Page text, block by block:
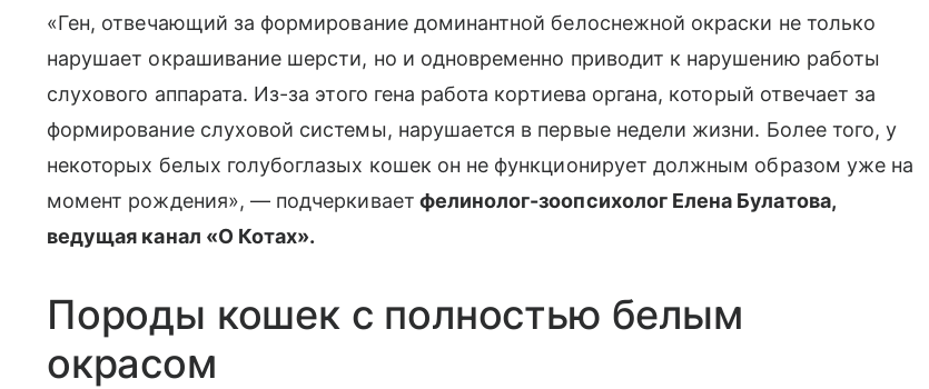
«Ген, отвечающий за формирование доминантной белоснежной окраски не только
нарушает окрашивание шерсти, но и одновременно приводит к нарушению работы
слухового аппарата. Из-за этого гена работа кортиева органа, который отвечает за
формирование слуховой системы, нарушается в первые недели жизни. Более того, у
некоторых белых голубоглазых кошек он не функционирует должным образом уже на
момент рождения», — подчеркивает фелинолог-зоопсихолог Елена Булатова,
ведущая канал «О Котах».
Породы кошек с полностью белым
окрасом